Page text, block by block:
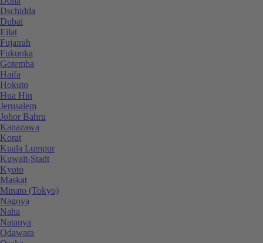
Dschidda
Dubai
Eilat
Fujairah
Fukuoka
Gotemba
Haifa
Hokuto
Hua Hin
Jerusalem
Johor Bahru
Kanazawa
Korat
Kuala Lumpur
Kuwait-Stadt
Kyoto
Maskat
Minato (Tokyo)
Nagoya
Naha
Natanya
Odawara